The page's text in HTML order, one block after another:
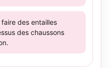
des entailles
des chaussons